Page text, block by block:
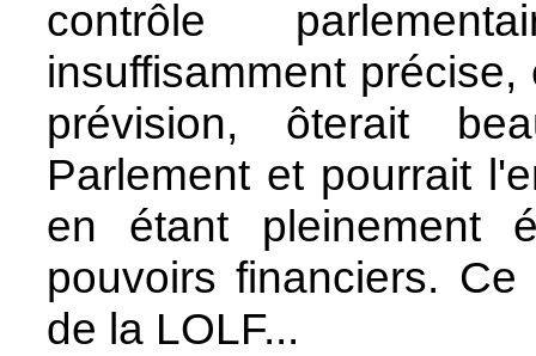
contrôle
insuffisamment
prévision, ôterait
Parlement et pourrait
en étant pleinement
pouvoirs financiers.
de la LOLF...